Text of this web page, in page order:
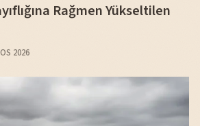
Rağmen Yükseltilen
2026